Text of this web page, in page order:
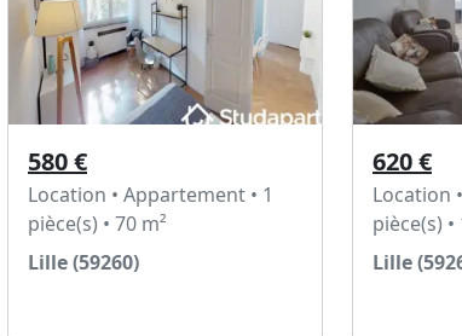
580 €
Location • Appartement • 1
pièce(s) • 70 m²
Lille (59260)
620 €
Location
pièce(s) •
Lille